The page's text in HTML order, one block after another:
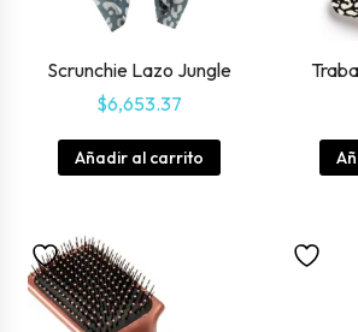
Scrunchie Lazo Jungle
$6,653.37
Añadir al carrito